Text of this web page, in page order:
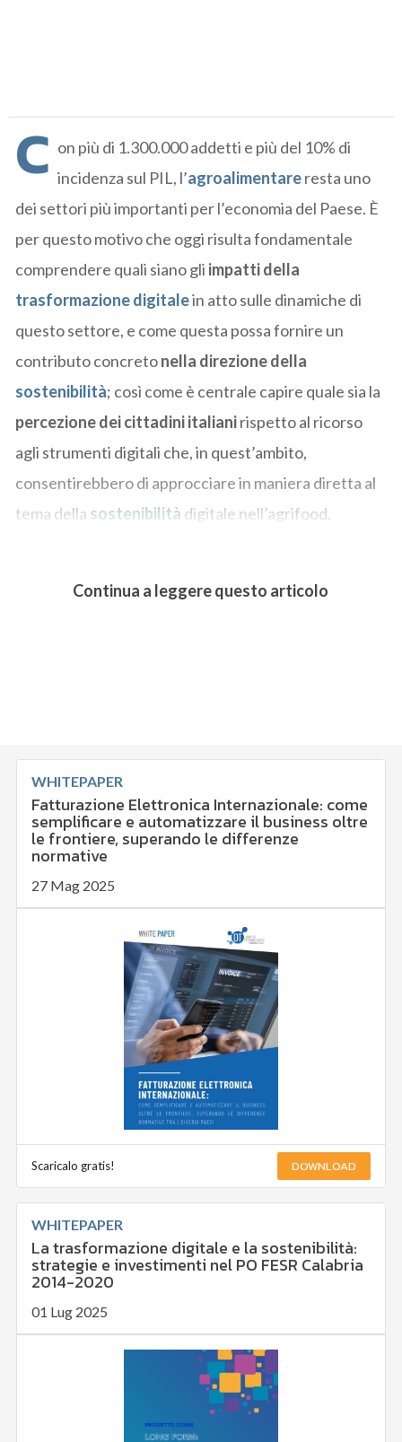
C on più di 1.300.000 addetti e più del 10% di
incidenza sul PIL, l’agroalimentareresta uno
dei settori più importanti per l’economia del Paese. È
per questo motivo che oggi risulta fondamentale
comprendere quali siano gli impatti della
trasformazione digitalein atto sulle dinamiche di
questo settore, e come questa possa fornire un
contributo concretonella direzione della
sostenibilità; così come è centrale capire quale sia la
percezione dei cittadini italianirispetto al ricorso
agli strumenti digitali che, in quest’ambito,
consentirebbero di approcciare in maniera diretta al
tema della sostenibilità digitale nell’agrifood.
Continua a leggere questo articolo
WHITEPAPER
Fatturazione Elettronica Internazionale: come
semplificare e automatizzare il business oltre
le frontiere, superando le differenze
normative
27 Mag 2025
Scaricalo gratis! DOWNLOAD
WHITEPAPER
La trasformazione digitale e la sostenibilità:
strategie e investimenti nel PO FESR Calabria
2014-2020
01 Lug 2025